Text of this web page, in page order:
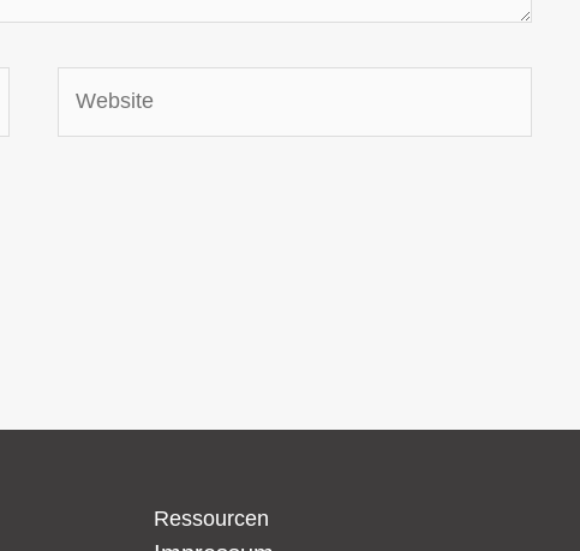
Ressourcen